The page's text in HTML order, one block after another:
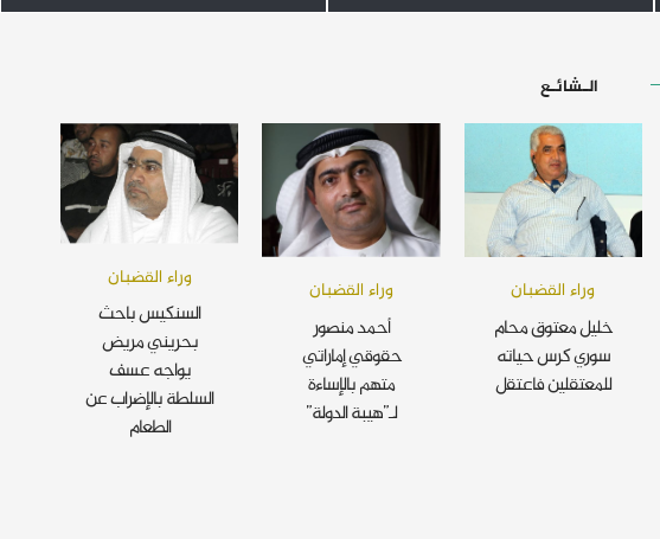
الـشائـع
وراء القضبان
خليل معتوق محام
سوري كرس حياته
للمعتقلين فاعتقل
وراء القضبان
أحمد منصور
حقوقي إماراتي
متهم بالإساءة
لـ”هيبة الدولة”
وراء القضبان
السنكيس باحث
بحريني مريض
يواجه عسف
السلطة بالإضراب عن
الطعام